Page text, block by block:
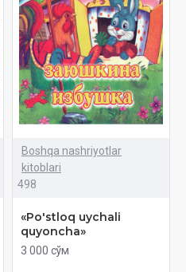
Boshqa nashriyotlar
kitoblari
498
«Po'stloq uychali
quyoncha»
3 000 сўм